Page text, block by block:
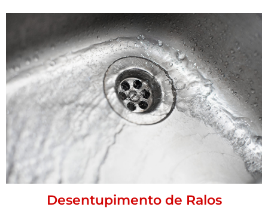
Desentupimento de Ralos